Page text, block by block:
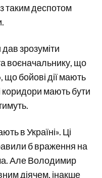
таким деспотом
зрозуміти
воєначальнику, що
що бойові дії мають
коридори мають бути
в Україні». Ці
б враження на
Але Володимир
діячем, інакше